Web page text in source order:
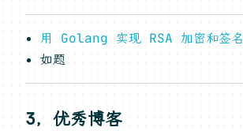
用 Golang 实现 RSA 加密和签名
如题
3，优秀博客